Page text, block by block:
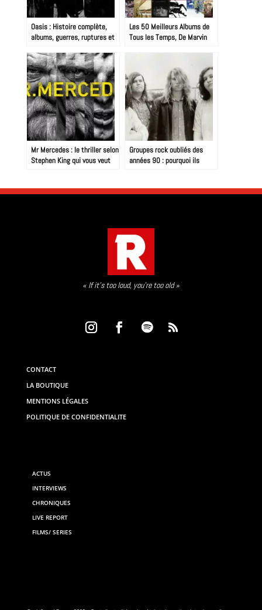
Oasis : Histoire complète,
albums, guerres, ruptures et
Les 50 Meilleurs Albums de
Tous les Temps, De Marvin
Mr Mercedes : le thriller selon
Stephen King qui vous veut
Groupes rock oubliés des
années 90 : pourquoi ils
« If it’s too loud, you’re too old »
CONTACT
LA BOUTIQUE
MENTIONS LÉGALES
POLITIQUE DE CONFIDENTIALITE
ACTUS
INTERVIEWS
CHRONIQUES
LIVE REPORT
FILMS/ SERIES